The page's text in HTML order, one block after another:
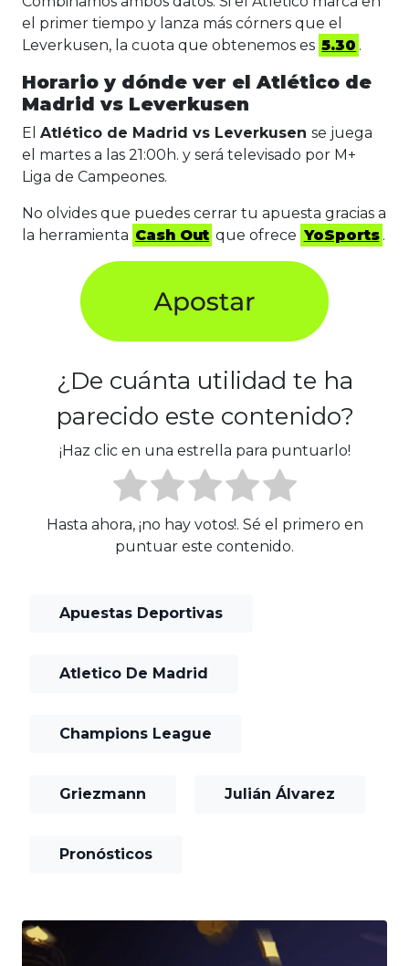
el primer tiempo y lanza más córners que el
Leverkusen, la cuota que obtenemos es 5.30 .
Horario y dónde ver el Atlético de
Madrid vs Leverkusen
El Atlético de Madrid vs Leverkusen se juega
el martes a las 21:00h. y será televisado por M+
Liga de Campeones.
No olvides que puedes cerrar tu apuesta gracias a
la herramienta Cash Out que ofrece YoSports .
¿De cuánta utilidad te ha
parecido este contenido?
¡Haz clic en una estrella para puntuarlo!
Hasta ahora, ¡no hay votos!. Sé el primero en
puntuar este contenido.
Apuestas Deportivas
Atletico De Madrid
Champions League
Griezmann Julián Álvarez
Pronósticos